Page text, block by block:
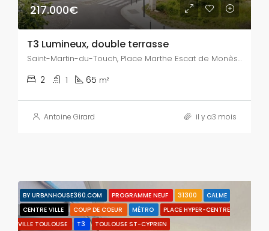
217.000€
T3 Lumineux, double terrasse
Saint-Martin-du-Touch, Place Marthe Escat de Monès, Chabanassy, Fleurance, Arènes Romaines / Ancely / Saint-Martin du Touch / Purpan, Toulouse, Haute-Garonne, Occitanie, France métropolitaine, 31300, France
2 1 65 m²
Antoine Girard il y a3 mois
BY URBANHOUSE360.COM PROGRAMME NEUF 31300
CALME
CENTRE VILLE
COUP DE COEUR MÉTRO
PLACE HYPER-CENTRE
VILLE TOULOUSE
T3 TOULOUSE ST-CYPRIEN